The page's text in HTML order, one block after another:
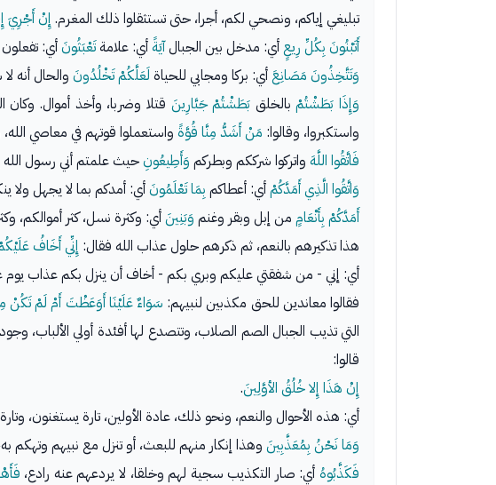
تبليغي إياكم، ونصحي لكم، أجرا، حتى تستثقلوا ذلك المغرم. إِنْ أَجْرِيَ
أَتَبْنُونَ بِكُلِّ رِيعٍأي: مدخل بين الجبالآيَةً أي: علامةتَعْبَثُونَأي:
وَتَتَّخِذُونَ مَصَانِعَأي: بركا ومجابي للحياة لَعَلَّكُمْ تَخْلُدُونَ والحال أنه
وَإِذَا بَطَشْتُمْبالخلق بَطَشْتُمْ جَبَّارِينَ قتلا وضربا، وأخذ أموال.
واستكبروا، وقالوا: مَنْ أَشَدُّ مِنَّا قُوَّةً واستعملوا قوتهم في معاصي
فَاتَّقُوا اللَّهَ واتركوا شرككم وبطركم وَأَطِيعُونِحيث علمتم أني رسول الله
وَاتَّقُوا الَّذِي أَمَدَّكُمْأي: أعطاكم بِمَا تَعْلَمُونَأي: أمدكم بما لا يجهل ولا
أَمَدَّكُمْ بِأَنْعَامٍ من إبل وبقر وغنم وَبَنِينَأي: وكثرة نسل، كثر أموالكم،
هذا تذكيرهم بالنعم، ثم ذكرهم حلول عذاب الله فقال: إِنِّي أَخَافُ
أي: إني - من شفقتي عليكم وبري بكم - أخاف أن ينزل بكم عذاب يوم
فقالوا معاندين للحق مكذبين لنبيهم: سَوَاءٌ عَلَيْنَا أَوَعَظْتَ أَمْ لَمْ تَكُنْ
التي تذيب الجبال الصم الصلاب، وتتصدع لها أفئدة أولي
قالوا:
إِنْ هَذَا إِلا خُلُقُ الأوَّلِينَ.
أي: هذه الأحوال والنعم، ونحو ذلك، عادة الأولين، تارة يستغنون،
وَمَا نَحْنُ بِمُعَذَّبِينَ وهذا إنكار منهم للبعث، أو تنزل مع نبيهم وتهكم
فَكَذَّبُوهُأي: صار التكذيب سجية لهم وخلقا، لا يردعهم عنه رادع،